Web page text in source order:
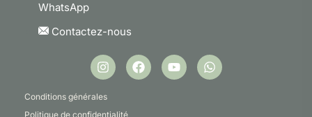
WhatsApp
Contactez-nous
Conditions générales
Politique de confidentialité